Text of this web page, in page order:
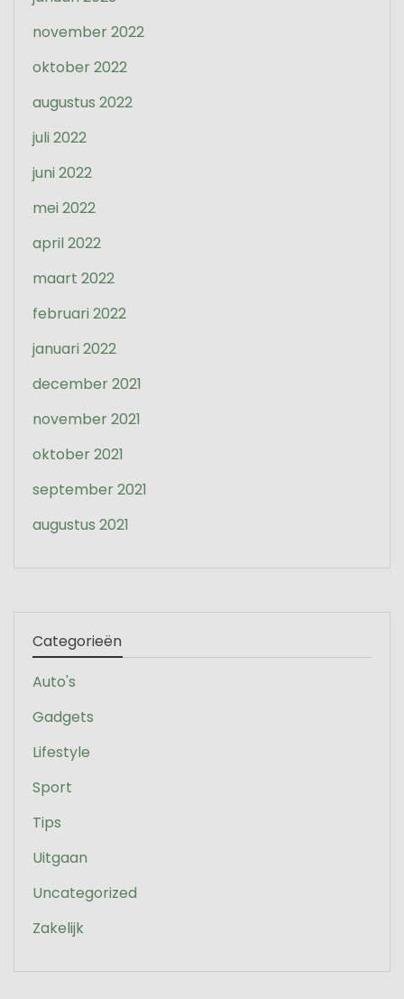
november 2022
oktober 2022
augustus 2022
juli 2022
juni 2022
mei 2022
april 2022
maart 2022
februari 2022
januari 2022
december 2021
november 2021
oktober 2021
september 2021
augustus 2021
Categorieën
Auto's
Gadgets
Lifestyle
Sport
Tips
Uitgaan
Uncategorized
Zakelijk